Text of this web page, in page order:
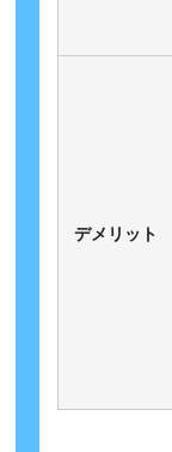
デメリット